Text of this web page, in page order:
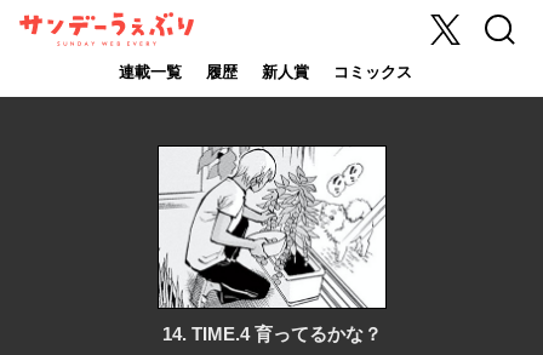
サンデーうぇ
連載一覧 履歴 新人賞 コミックス
X 検索
14. TIME.4 育ってるかな？